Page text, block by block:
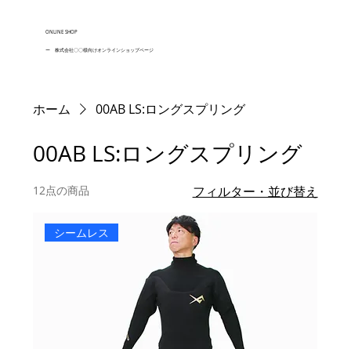
ONLINE SHOP
ー 株式会社〇〇様向けオンラインショップページ
ホーム 00AB LS:ロングスプリング
00AB LS:ロングスプリング
12点の商品 フィルター・並び替え
シームレス